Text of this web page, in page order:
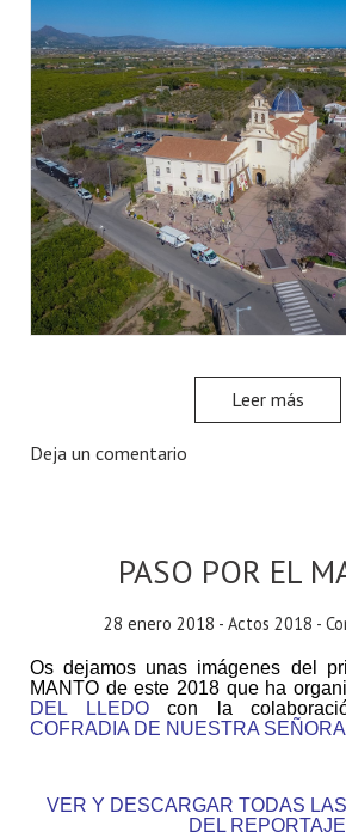
Leer más
Deja un comentario
PASO POR EL
28 enero 2018 - Actos 2018 -
Os dejamos unas imágenes del
MANTO de este 2018 que ha
DEL LLEDOcon la
COFRADIA DE NUESTRA
VER Y DESCARGAR TODAS
DEL REPORTAJE